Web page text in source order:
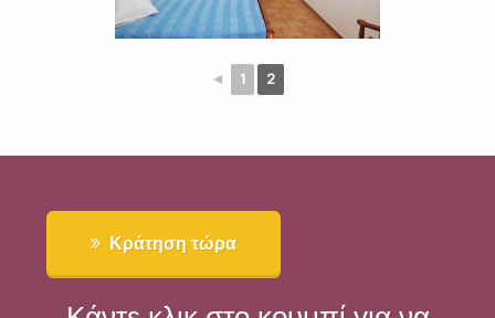
◄ 1 2
Κράτηση τώρα